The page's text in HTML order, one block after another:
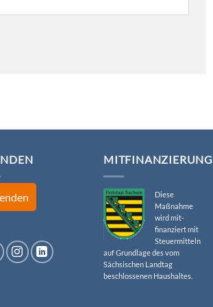
MITFINANZIERUNG
Diese
Maßnahme
wird mit-
finanziert mit
Steuermitteln
auf Grundlage des vom
Sächsischen Landtag
beschlossenen Haushaltes.